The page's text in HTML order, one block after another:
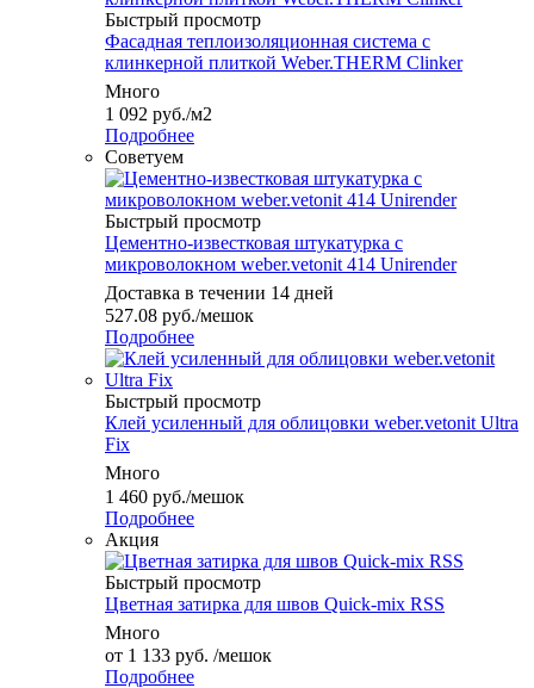
Быстрый просмотр
Фасадная теплоизоляционная система с
клинкерной плиткой Weber.THERM Clinker
Много
1 092 руб./м2
Подробнее
Советуем
Быстрый просмотр
Цементно-известковая штукатурка с
микроволокном weber.vetonit 414 Unirender
Доставка в течении 14 дней
527.08 руб./мешок
Подробнее
Быстрый просмотр
Клей усиленный для облицовки weber.vetonit Ultra
Fix
Много
1 460 руб./мешок
Подробнее
Акция
Быстрый просмотр
Цветная затирка для швов Quick-mix RSS
Много
от 1 133 руб. /мешок
Подробнее